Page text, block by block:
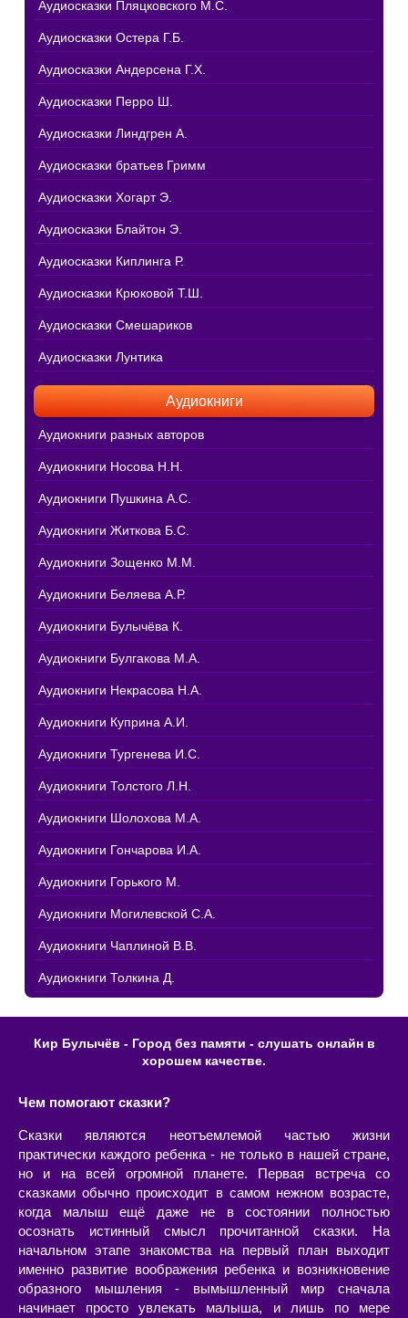
Аудиосказки Пляцковского М.С.
Аудиосказки Остера Г.Б.
Аудиосказки Андерсена Г.Х.
Аудиосказки Перро Ш.
Аудиосказки Линдгрен А.
Аудиосказки братьев Гримм
Аудиосказки Хогарт Э.
Аудиосказки Блайтон Э.
Аудиосказки Киплинга Р.
Аудиосказки Крюковой Т.Ш.
Аудиосказки Смешариков
Аудиосказки Лунтика
Аудиокниги
Аудиокниги разных авторов
Аудиокниги Носова Н.Н.
Аудиокниги Пушкина А.С.
Аудиокниги Житкова Б.С.
Аудиокниги Зощенко М.М.
Аудиокниги Беляева А.Р.
Аудиокниги Булычёва К.
Аудиокниги Булгакова М.А.
Аудиокниги Некрасова Н.А.
Аудиокниги Куприна А.И.
Аудиокниги Тургенева И.С.
Аудиокниги Толстого Л.Н.
Аудиокниги Шолохова М.А.
Аудиокниги Гончарова И.А.
Аудиокниги Горького М.
Аудиокниги Могилевской С.А.
Аудиокниги Чаплиной В.В.
Аудиокниги Толкина Д.
Кир Булычёв - Город без памяти - слушать онлайн в
хорошем качестве.
Чем помогают сказки?
Сказки являются неотъемлемой частью жизни
практически каждого ребенка - не только в нашей стране,
но и на всей огромной планете. Первая встреча со
сказками обычно происходит в самом нежном возрасте,
когда малыш ещё даже не в состоянии полностью
осознать истинный смысл прочитанной сказки. На
начальном этапе знакомства на первый план выходит
именно развитие воображения ребенка и возникновение
образного мышления - вымышленный мир сначала
начинает просто увлекать малыша, и лишь по мере